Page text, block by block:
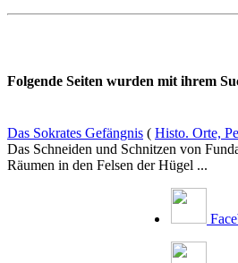
Folgende Seiten wurden mit ihrem
Das Sokrates Gefängnis ( Histo. Orte,
Das Schneiden und Schnitzen von
Räumen in den Felsen der Hügel ...